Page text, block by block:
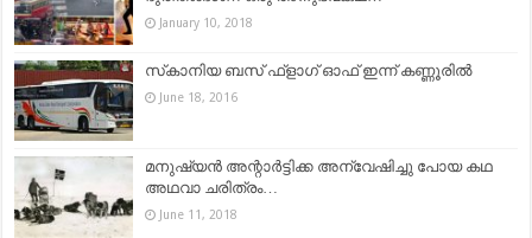
January 10, 2018
സ്‌കാനിയ ബസ് ഫ്ളാഗ് ഓഫ് ഇന്ന് കണ്ണൂരില്‍
June 18, 2016
മനുഷ്യൻ അന്റാർട്ടിക്ക അന്വേഷിച്ചു പോയ കഥ
അഥവാ ചരിത്രം…
June 11, 2018